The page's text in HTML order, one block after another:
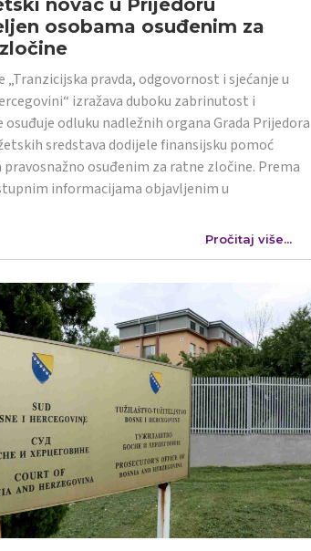
osobama osuđenim za
„Tranzicijska pravda, odgovornost i sjećanje u
izražava duboku zabrinutost i
odluku nadležnih organa Grada Prijedora
sredstava dodijele finansijsku pomoć
pravosnažno osuđenim za ratne zločine. Prema
informacijama objavljenim u
Pročitaj više...